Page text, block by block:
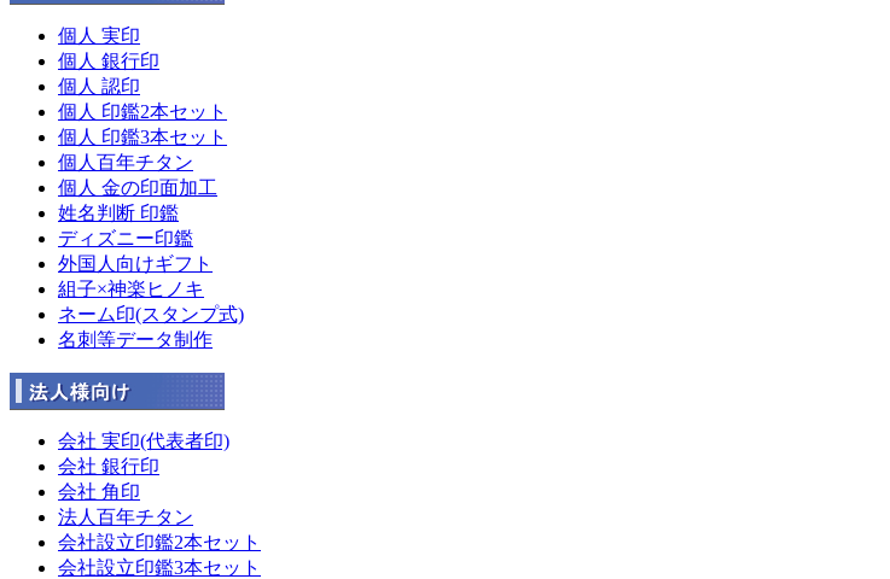
個人 実印
個人 銀行印
個人 認印
個人 印鑑2本セット
個人 印鑑3本セット
個人百年チタン
個人 金の印面加工
姓名判断 印鑑
ディズニー印鑑
外国人向けギフト
組子×神楽ヒノキ
ネーム印(スタンプ式)
名刺等データ制作
会社 実印(代表者印)
会社 銀行印
会社 角印
法人百年チタン
会社設立印鑑2本セット
会社設立印鑑3本セット